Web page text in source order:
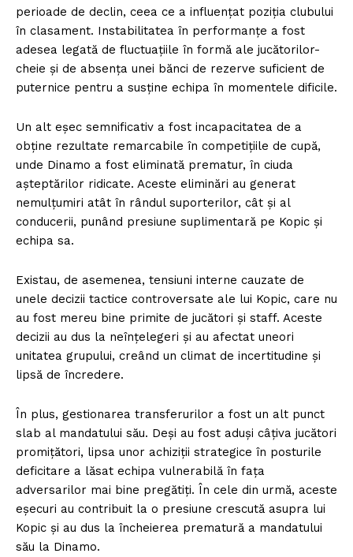
perioade de declin, ceea ce a influențat poziția clubului
în clasament. Instabilitatea în performanțe a fost
adesea legată de fluctuațiile în formă ale jucătorilor-
cheie și de absența unei bănci de rezerve suficient de
puternice pentru a susține echipa în momentele dificile.
Un alt eșec semnificativ a fost incapacitatea de a
obține rezultate remarcabile în competițiile de cupă,
unde Dinamo a fost eliminată prematur, în ciuda
așteptărilor ridicate. Aceste eliminări au generat
nemulțumiri atât în rândul suporterilor, cât și al
conducerii, punând presiune suplimentară pe Kopic și
echipa sa.
Existau, de asemenea, tensiuni interne cauzate de
unele decizii tactice controversate ale lui Kopic, care nu
au fost mereu bine primite de jucători și staff. Aceste
decizii au dus la neînțelegeri și au afectat uneori
unitatea grupului, creând un climat de incertitudine și
lipsă de încredere.
În plus, gestionarea transferurilor a fost un alt punct
slab al mandatului său. Deși au fost aduși câțiva jucători
promițători, lipsa unor achiziții strategice în posturile
deficitare a lăsat echipa vulnerabilă în fața
adversarilor mai bine pregătiți. În cele din urmă, aceste
eșecuri au contribuit la o presiune crescută asupra lui
Kopic și au dus la încheierea prematură a mandatului
său la Dinamo.